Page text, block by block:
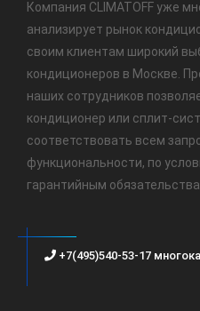
Компания CLIMATOFF уже
анализирует рынок
своим клиентам широкий
кондиционеров в Москве.
наших сотрудников
кондиционер или сплит-
соответствовать всем
функциональности, по
гарантийным
+7(495)540-53-17